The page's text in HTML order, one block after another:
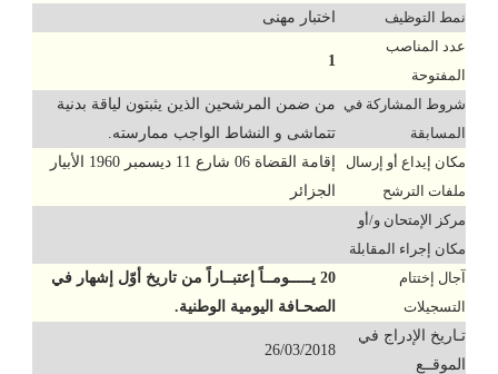
نمط التوظيف
اختبار مهنى
عدد المناصب
المفتوحة
1
شروط المشاركة في
المسابقة
من ضمن المرشحين الذين يثبتون لياقة بدنية
تتماشى و النشاط الواجب ممارسته.
مكان إيداع أو إرسال
ملفات الترشح
إقامة القضاة 06 شارع 11 ديسمبر 1960 الأبيار
الجزائر
مركز الإمتحان و/أو
مكان إجراء المقابلة
آجال إختتام
التسجيلات
20 يـــــومــاً إعتبــاراً من تاريخ أوّل إشهار في
الصحـافة اليومية الوطنية.
تـاريخ الإدراج في
الموقــع
26/03/2018